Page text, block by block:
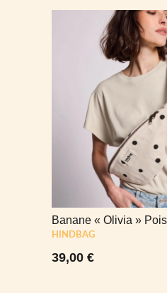
Banane « Olivia » Pois
HINDBAG
39,00 €